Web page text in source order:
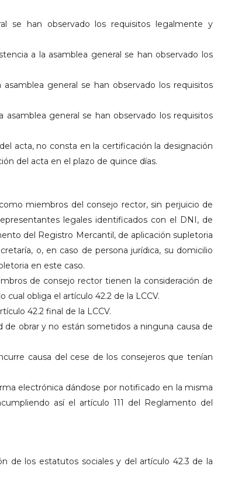
se han observado los requisitos legalmente y
a la asamblea general se han observado los
general se han observado los requisitos
general se han observado los requisitos
acta, no consta en la certificación la designación
del acta en el plazo de quince días.
miembros del consejo rector, sin perjuicio de
legales identificados con el DNI, de
del Registro Mercantil, de aplicación supletoria
o, en caso de persona jurídica, su domicilio
en este caso.
de consejo rector tienen la consideración de
obliga el artículo 42.2 de la LCCV.
42.2 final de la LCCV.
obrar y no están sometidos a ninguna causa de
causa del cese de los consejeros que tenían
electrónica dándose por notificado en la misma
así el artículo 111 del Reglamento del
de los estatutos sociales y del artículo 42.3 de la